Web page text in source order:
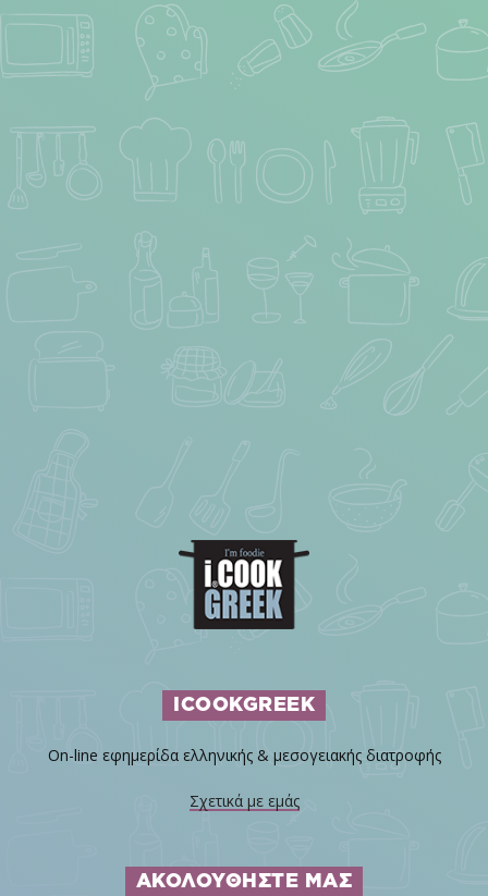
ICOOKGREEK
On-line εφημερίδα ελληνικής & μεσογειακής διατροφής
Σχετικά με εμάς
ΑΚΟΛΟΥΘΗΣΤΕ ΜΑΣ